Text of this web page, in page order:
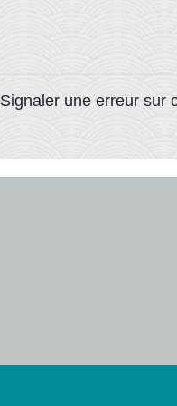
Signaler une erreur sur